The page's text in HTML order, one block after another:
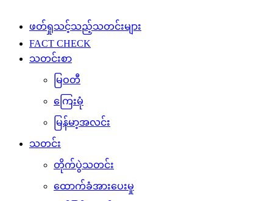
ဖတ်ရှုသင့်သည့်သတင်းများ
FACT CHECK
သတင်းစာ
မြဝတီ
ကြေးမုံ
မြန်မာ့အလင်း
သတင်း
တိုက်ပွဲသတင်း
ထောက်ခံအားပေးမှု